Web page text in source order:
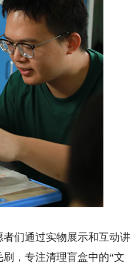
们通过实物展示和互动讲
，专注清理盲盒中的“文